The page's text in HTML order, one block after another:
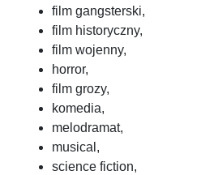
film gangsterski,
film historyczny,
film wojenny,
horror,
film grozy,
komedia,
melodramat,
musical,
science fiction,